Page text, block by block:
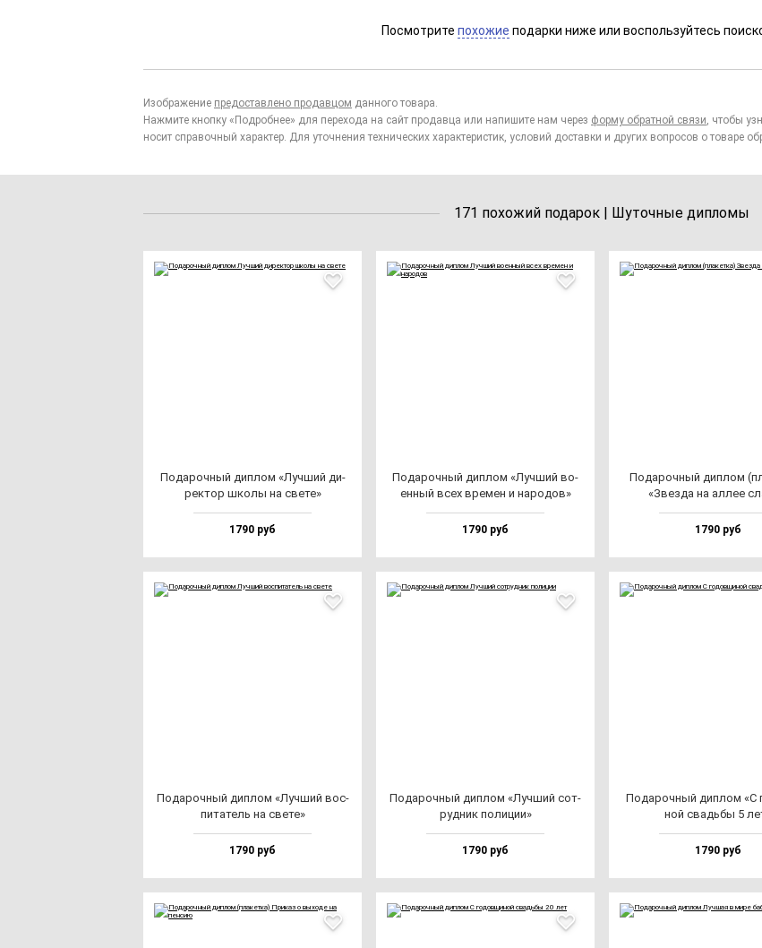
Посмотритепохожие подарки ниже или воспользуйтесь
Изображение предоставлено продавцом данного товара.
Нажмите кнопку «Подробнее» для перехода на сайт продавца или напишите нам через форму обратной связи, чтобы
носит справочный характер. Для уточнения технических характеристик, условий доставки и других вопросов о товаре
171 похожий подарок | Шуточные дипломы
Пода­роч­ный дип­лом «Луч­ший ди­
рек­тор шко­лы на све­те»
1790 руб
Пода­роч­ный дип­лом «Луч­ший во­
ен­ный всех вре­мен и на­ро­дов»
1790 руб
Пода­роч­ный дип­лом
«Звез­да на ал­лее
1790 руб
Пода­роч­ный дип­лом «Луч­ший вос­
пи­та­тель на све­те»
1790 руб
Пода­роч­ный дип­лом «Луч­ший сот­
руд­ник по­ли­ции»
1790 руб
Пода­роч­ный дип­лом «С
ной свадь­бы 5
1790 руб